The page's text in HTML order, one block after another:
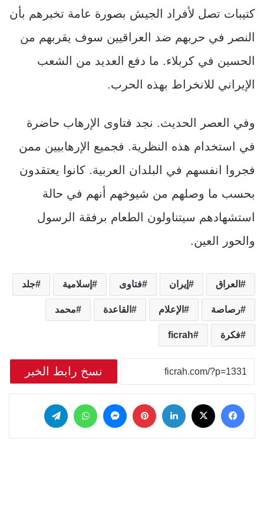
كتيبات تصل لأفراد الجيش بصورة عامة تخبرهم بأن
النصر في حربهم ضد العراقيين سوف يقربهم من
الحسين في كربلاء. ما دفع العديد من الشعب
الإيراني للانخراط بهذه الحرب.
وفي العصر الحديث. نجد فتاوى الإرهاب حاضرة
في استخدام هذه النظرية. فجميع الإرهابيين ممن
فجروا انفسهم في البلدان العربية. كانوا يعتقدون
بحسب ما وصلهم من شيوخهم أنهم في حالة
استشهادهم سيتناولون الطعام برفقة الرسول
والحور العين.
العراق إيران فتاوى إسلامية جلد
رصاصة الإعلام القاعدة محمد
فكرة ficrah
نسخ رابط الخبر
فيسبوك لينكدإن بينتيريست
ماسنجر واتساب